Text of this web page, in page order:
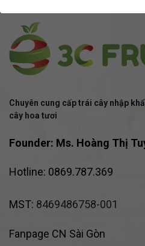
Chuyên cung cấp trái cây nhập
cây hoa tươi
Founder: Ms. Hoàng Thị
Hotline: 0869.787.369
MST: 8469486758-001
Fanpage CN Sài Gòn